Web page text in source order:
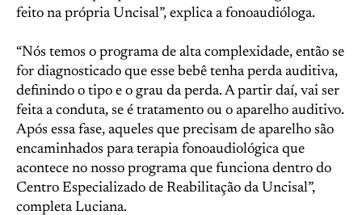
feito na própria Uncisal”, explica a fonoaudióloga.
“Nós temos o programa de alta complexidade, então se
for diagnosticado que esse bebê tenha perda auditiva,
definindo o tipo e o grau da perda. A partir daí, vai ser
feita a conduta, se é tratamento ou o aparelho auditivo.
Após essa fase, aqueles que precisam de aparelho são
encaminhados para terapia fonoaudiológica que
acontece no nosso programa que funciona dentro do
Centro Especializado de Reabilitação da Uncisal”,
completa Luciana.